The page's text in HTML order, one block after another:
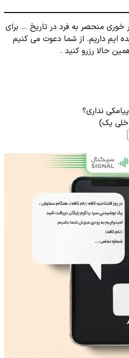
خوری منحصر به فرد در تاریخ … برای
ایم داریم. از شما دعوت می کنیم
حالا رزرو کنید .
نداری؟
یک)